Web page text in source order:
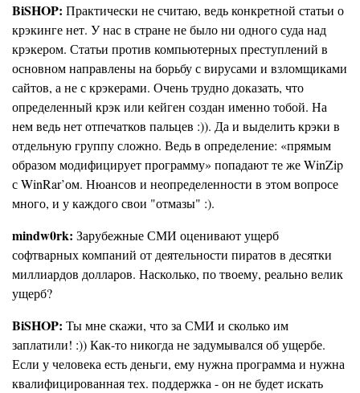
BiSHOP: Практически не считаю, ведь конкретной статьи о
крэкинге нет. У нас в стране не было ни одного суда над
крэкером. Статьи против компьютерных преступлений в
основном направлены на борьбу с вирусами и взломщиками
сайтов, а не с крэкерами. Очень трудно доказать, что
определенный крэк или кейген создан именно тобой. На
нем ведь нет отпечатков пальцев :)). Да и выделить крэки в
отдельную группу сложно. Ведь в определение: «прямым
образом модифицирует программу» попадают те же WinZip
с WinRar’ом. Нюансов и неопределенности в этом вопросе
много, и у каждого свои "отмазы" :).
mindw0rk: Зарубежные СМИ оценивают ущерб
софтварных компаний от деятельности пиратов в десятки
миллиардов долларов. Насколько, по твоему, реально велик
ущерб?
BiSHOP: Ты мне скажи, что за СМИ и сколько им
заплатили! :)) Как-то никогда не задумывался об ущербе.
Если у человека есть деньги, ему нужна программа и нужна
квалифицированная тех. поддержка - он не будет искать